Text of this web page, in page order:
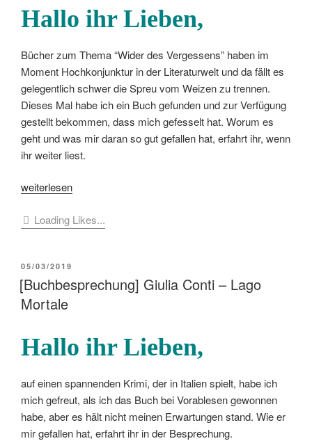
Hallo ihr Lieben,
Bücher zum Thema “Wider des Vergessens” haben im
Moment Hochkonjunktur in der Literaturwelt und da fällt es
gelegentlich schwer die Spreu vom Weizen zu trennen.
Dieses Mal habe ich ein Buch gefunden und zur Verfügung
gestellt bekommen, dass mich gefesselt hat. Worum es
geht und was mir daran so gut gefallen hat, erfahrt ihr, wenn
ihr weiter liest.
„[Buchbesprechung]
Giampietro
weiß,
dass
du
bist“
weiterlesen
Loading Likes...
VERÖFFENTLICHT
AM
05/03/2019
[Buchbesprechung] Giulia Conti – Lago
Mortale
Hallo ihr Lieben,
auf einen spannenden Krimi, der in Italien spielt, habe ich
mich gefreut, als ich das Buch bei Vorablesen gewonnen
habe, aber es hält nicht meinen Erwartungen stand. Wie er
mir gefallen hat, erfahrt ihr in der Besprechung.